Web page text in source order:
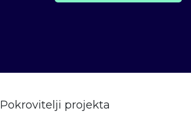
Pokrovitelji projekta